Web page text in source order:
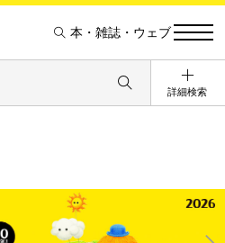
本・雑誌・ウェブ
詳細検索